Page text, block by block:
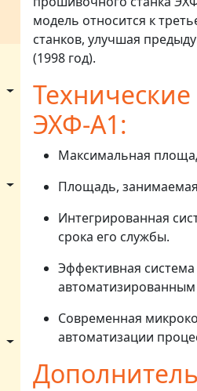
модель относится к
станков, улучшая
(1998 год).
ЭХФ-А1:
Максимальная
Площадь,
Интегрированная
срока его службы.
Эффективная
Современная
автоматизации